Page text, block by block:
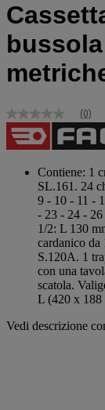
Nessuna
valutazione
Stesso
pagina.
(0)
Contiene: 1
SL.161. 24
9 - 10 - 11 -
- 23 - 24 -
1/2: L 130
cardanico da
S.120A. 1
con una
scatola.
L (420 x 188
Vedi descrizione